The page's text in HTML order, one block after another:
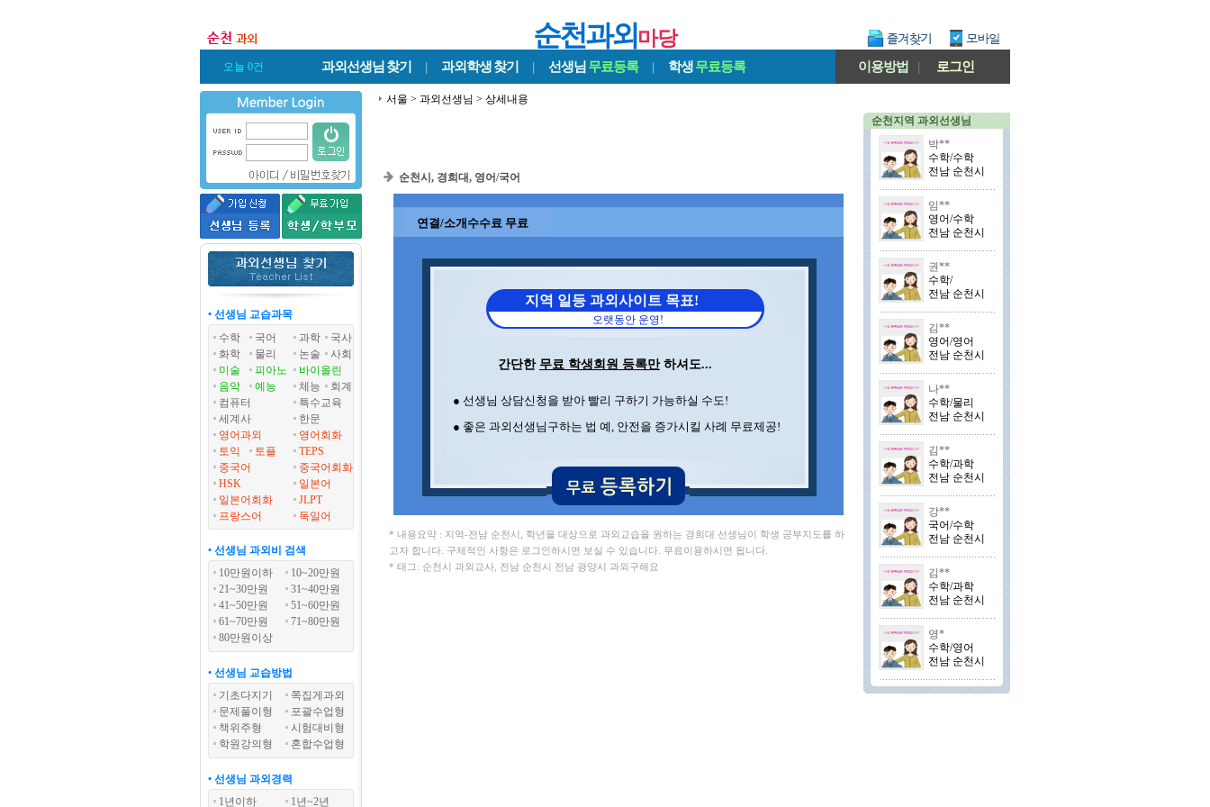
순천과외마당
오늘 0건 과외선생님 찾기 | 과외학생찾기 | 선생님 무료등록 | 학생무료등록 이용방법 | 로그인
• 선생님 교습과목
수학
국어 과학
국사
화학
물리 논술
사회
미술
피아노
바이올린
음악
예능 체능
회계
컴퓨터
특수교육
세계사
한문
영어과외
영어회화
토익
토플
TEPS
중국어
중국어회화
HSK
일본어
일본어회화
JLPT
프랑스어
독일어
• 선생님 과외비 검색
10만원이하
10~20만원
21~30만원
31~40만원
41~50만원
51~60만원
61~70만원
71~80만원
80만원이상
• 선생님 교습방법
기초다지기
쪽집게과외
문제풀이형
포괄수업형
책위주형
시험대비형
학원강의형
혼합수업형
• 선생님 과외경력
1년이하
1년~2년
서울 > 과외선생님 > 상세내용
순천시, 경희대, 영어/국어
연결/소개수수료 무료
지역 일등 과외사이트 목표!
오랫동안 운영!
간단한 무료 학생회원 등록만하셔도...
● 선생님 상담신청을 받아 빨리 구하기 가능하실 수도!
● 좋은 과외선생님구하는 법 예, 안전을 증가시킬 사례 무료제공!
* 내용요약 : 지역-전남 순천시, 학년을 대상으로 과외교습을 원하는 경희대 선생님이 학생 공부지도를 하
고자 합니다. 구체적인 사항은 로그인하시면 보실 수 있습니다. 무료이용하시면 됩니다.
* 태그: 순천시 과외교사, 전남 순천시 전남 광양시 과외구해요
순천지역 과외선생님
박**
수학/수학
전남 순천시
임**
영어/수학
전남 순천시
권**
수학/
전남 순천시
김**
영어/영어
전남 순천시
나**
수학/물리
전남 순천시
김**
수학/과학
전남 순천시
강**
국어/수학
전남 순천시
김**
수학/과학
전남 순천시
영*
수학/영어
전남 순천시